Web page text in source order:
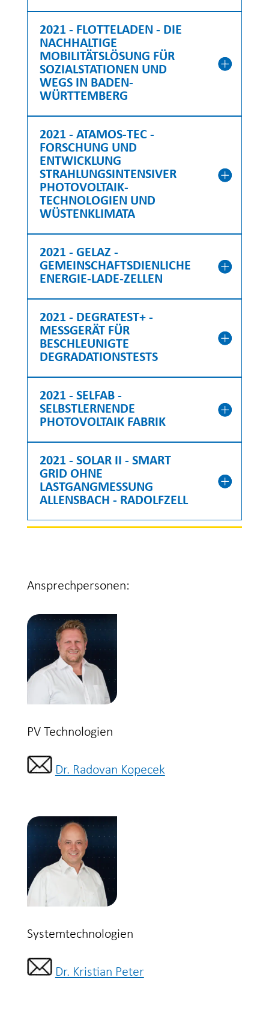
2021 - FLOTTELADEN - DIE
NACHHALTIGE
MOBILITÄTSLÖSUNG FÜR
SOZIALSTATIONEN UND
WEGS IN BADEN-
WÜRTTEMBERG
2021 - ATAMOS-TEC -
FORSCHUNG UND
ENTWICKLUNG
STRAHLUNGSINTENSIVER
PHOTOVOLTAIK-
TECHNOLOGIEN UND
WÜSTENKLIMATA
2021 - GELAZ -
GEMEINSCHAFTSDIENLICHE
ENERGIE-LADE-ZELLEN
2021 - DEGRATEST+ -
MESSGERÄT FÜR
BESCHLEUNIGTE
DEGRADATIONSTESTS
2021 - SELFAB -
SELBSTLERNENDE
PHOTOVOLTAIK FABRIK
2021 - SOLAR II - SMART
GRID OHNE
LASTGANGMESSUNG
ALLENSBACH - RADOLFZELL
Ansprechpersonen:
PV Technologien
Dr. Radovan Kopecek
Systemtechnologien
Dr. Kristian Peter